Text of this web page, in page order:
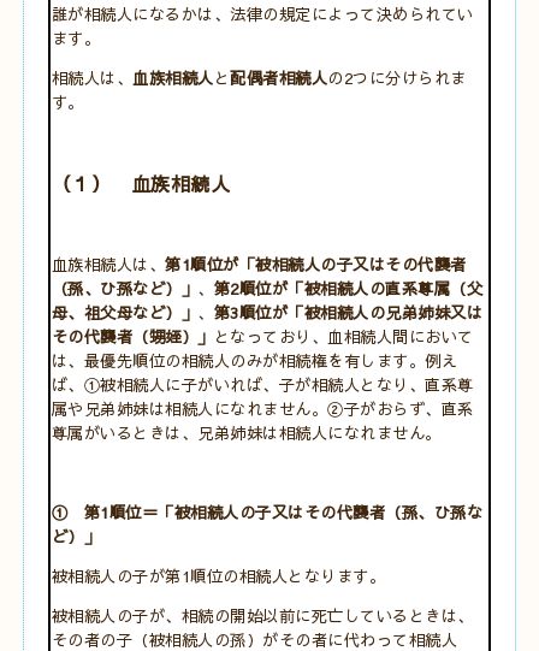
誰が相続人になるかは、法律の規定によって決められてい
ます。
相続人は、 血族相続人 と配偶者相続人の2つに分けられま
す。
（１） 血族相続人
血族相続人は、第1順位が「被相続人の子又はその代襲者
（孫、ひ孫など）」 、 第2順位が「被相続人の直系尊属（父
母、祖父母など）」 、 第3順位が「被相続人の兄弟姉妹又は
その代襲者（甥姪）」 となっており、血相続人間において
は、最優先順位の相続人のみが相続権を有します。例え
ば、①被相続人に子がいれば、子が相続人となり、直系尊
属や兄弟姉妹は相続人になれません。②子がおらず、直系
尊属がいるときは、兄弟姉妹は相続人になれません。
① 第1順位＝「被相続人の子又はその代襲者（孫、ひ孫な
ど）」
被相続人の子が第1順位の相続人となります。
被相続人の子が、相続の開始以前に死亡しているときは、
その者の子（被相続人の孫）がその者に代わって相続人